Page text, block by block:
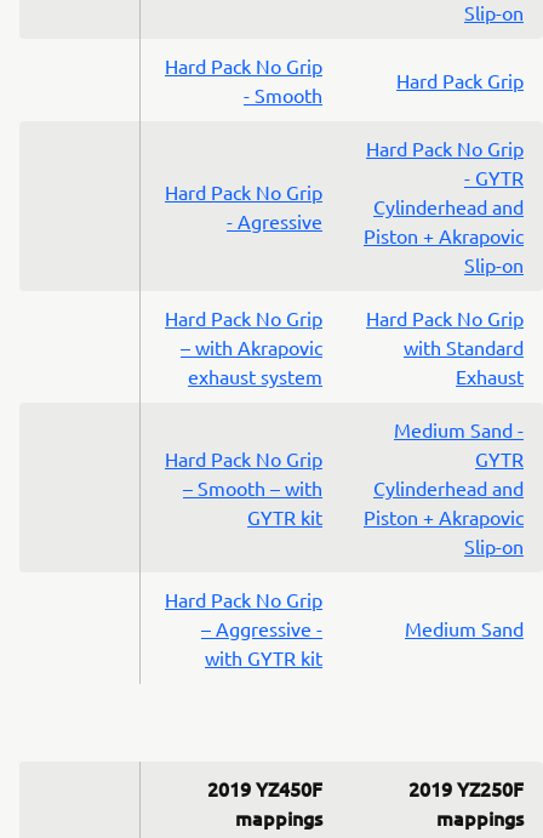
Slip-on
Hard Pack No Grip
- Smooth
Hard Pack Grip
Hard Pack No Grip
- Agressive
Hard Pack No Grip
- GYTR
Cylinderhead and
Piston + Akrapovic
Slip-on
Hard Pack No Grip
– with Akrapovic
exhaust system
Hard Pack No Grip
with Standard
Exhaust
Hard Pack No Grip
– Smooth – with
GYTR kit
Medium Sand -
GYTR
Cylinderhead and
Piston + Akrapovic
Slip-on
Hard Pack No Grip
– Aggressive -
with GYTR kit
Medium Sand
2019 YZ450F
mappings
2019 YZ250F
mappings